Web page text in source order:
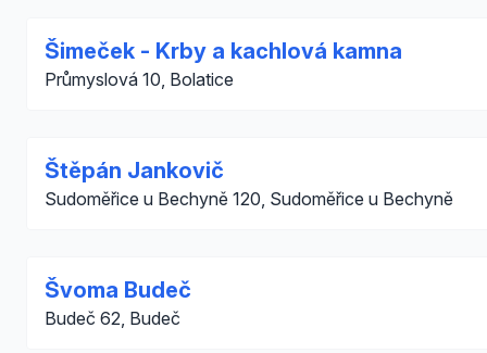
Šimeček - Krby a kachlová kamna
Průmyslová 10, Bolatice
Štěpán Jankovič
Sudoměřice u Bechyně 120, Sudoměřice u Bechyně
Švoma Budeč
Budeč 62, Budeč